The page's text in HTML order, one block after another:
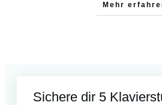
Mehr
Sichere dir 5